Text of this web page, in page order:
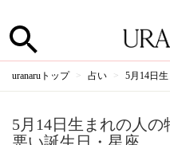
uranaruトップ 占い 5月14日
5月14日生まれの人